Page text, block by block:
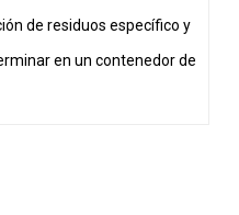
de residuos específico y
en un contenedor de